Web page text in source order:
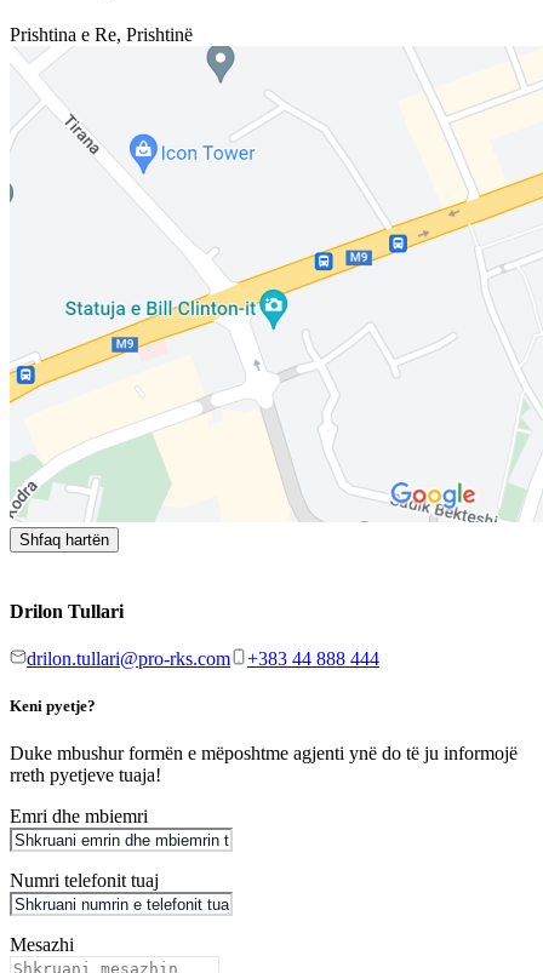
Prishtina e Re, Prishtinë
Shfaq hartën
Drilon Tullari
drilon.tullari@pro-rks.com +383 44 888 444
Keni pyetje?
Duke mbushur formën e mëposhtme agjenti ynë do të ju informojë
rreth pyetjeve tuaja!
Emri dhe mbiemri
Numri telefonit tuaj
Mesazhi